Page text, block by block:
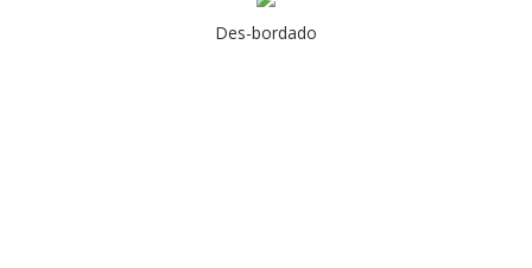
Des-bordado